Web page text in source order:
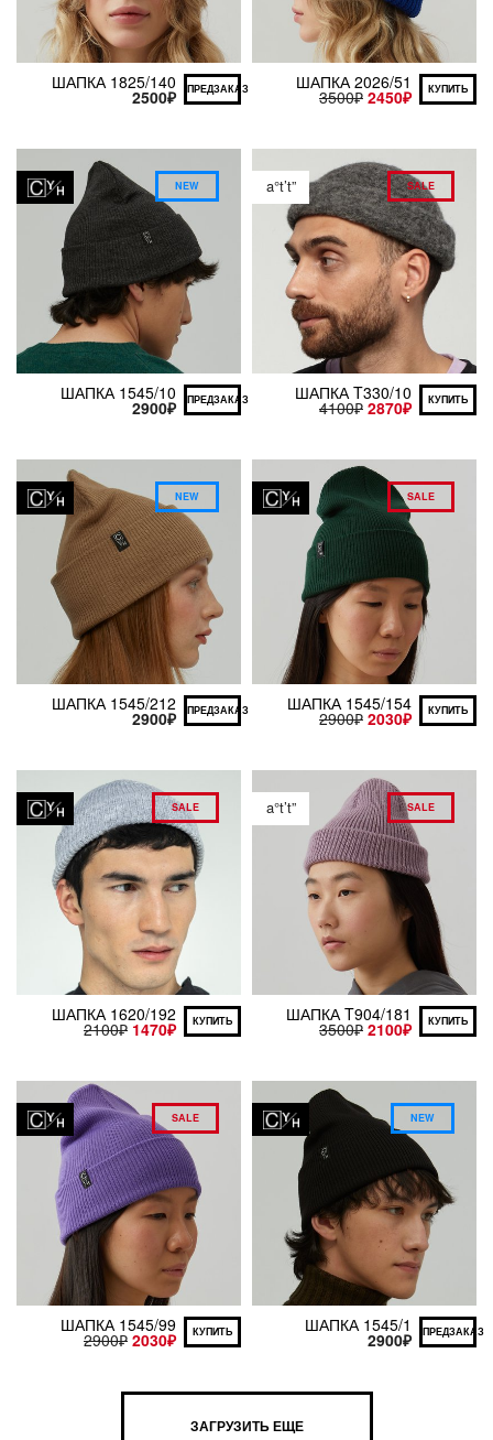
ШАПКА 1825/140
2500₽ ПРЕДЗАКАЗ ШАПКА 2026/51
3500₽ 2450₽ КУПИТЬ
NEW
ШАПКА 1545/10
2900₽ ПРЕДЗАКАЗ
a°t’t” SALE
ШАПКА T330/10
4100₽ 2870₽ КУПИТЬ
NEW
ШАПКА 1545/212
2900₽ ПРЕДЗАКАЗ
SALE
ШАПКА 1545/154
2900₽ 2030₽ КУПИТЬ
SALE
ШАПКА 1620/192
2100₽ 1470₽ КУПИТЬ
a°t’t” SALE
ШАПКА T904/181
3500₽ 2100₽ КУПИТЬ
SALE
ШАПКА 1545/99
2900₽ 2030₽ КУПИТЬ
NEW
ШАПКА 1545/1
2900₽ ПРЕДЗАКАЗ
ЗАГРУЗИТЬ ЕЩЕ